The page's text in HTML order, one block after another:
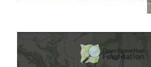
DISPLAY
CONTENT
FROM
OPENSTREETMAP